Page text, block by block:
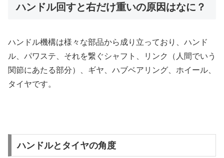
ハンドル回すと右だけ重いの原因はなに？
ハンドル機構は様々な部品から成り立っており、ハンド
ル、パワステ、それを繋ぐシャフト、リンク（人間でいう
関節にあたる部分）、ギヤ、ハブベアリング、ホイール、
タイヤです。
ハンドルとタイヤの角度